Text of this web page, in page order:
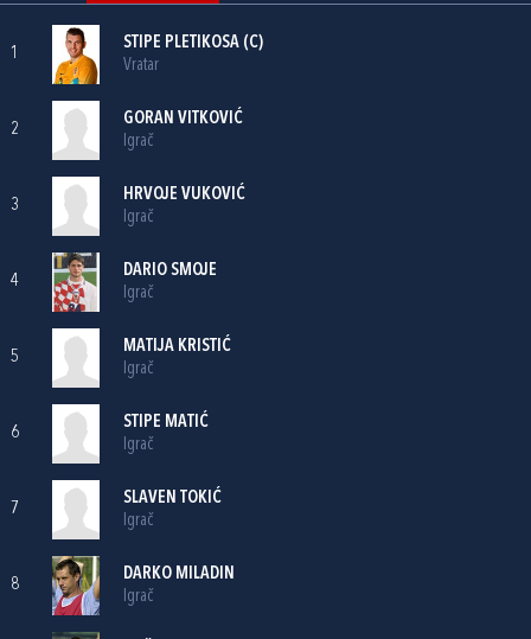
1
STIPE PLETIKOSA (C)
Vratar
2
GORAN VITKOVIĆ
Igrač
3
HRVOJE VUKOVIĆ
Igrač
4
DARIO SMOJE
Igrač
5
MATIJA KRISTIĆ
Igrač
6
STIPE MATIĆ
Igrač
7
SLAVEN TOKIĆ
Igrač
8
DARKO MILADIN
Igrač